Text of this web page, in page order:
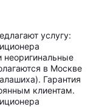
услугу:
неоригинальные
в Москве
Гарантия
клиентам.